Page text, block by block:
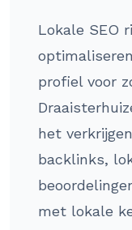
Lokale SEO
profiel voor
het
backlinks,
met lokale